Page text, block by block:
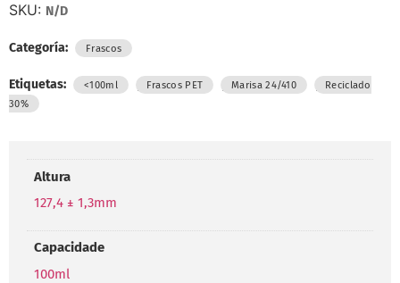
SKU: N/D
Categoría: Frascos
Etiquetas: <100ml , Frascos PET Marisa 24/410
Reciclado
30%
Altura
127,4 ± 1,3mm
Capacidade
100ml